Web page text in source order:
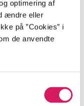
optimering af
ændre eller
på ”Cookies” i
de anvendte